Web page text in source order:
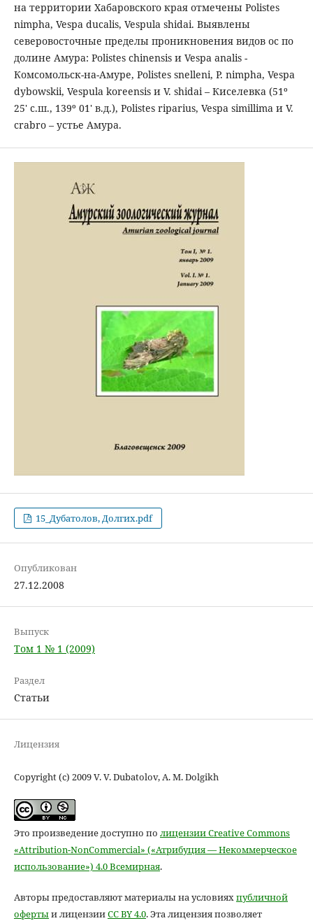
на территории Хабаровского края отмечены Polistes
nimpha, Vespa ducalis, Vespula shidai. Выявлены
северовосточные пределы проникновения видов ос по
долине Амура: Polistes chinensis и Vespa analis -
Комсомольск-на-Амуре, Polistes snelleni, P. nimpha, Vespa
dybowskii, Vespula koreensis и V. shidai – Киселевка (51º
25' с.ш., 139º 01' в.д.), Polistes riparius, Vespa simillima и V.
crabro – устье Амура.
15_Дубатолов, Долгих.pdf
Опубликован
27.12.2008
Выпуск
Том 1 № 1 (2009)
Раздел
Статьи
Лицензия
Copyright (c) 2009 V. V. Dubatolov, A. M. Dolgikh
Это произведение доступно по лицензии Creative Commons
«Attribution-NonCommercial» («Атрибуция — Некоммерческое
использование») 4.0 Всемирная.
Авторы предоставляют материалы на условияхпубличной
офертыи лицензииCC BY 4.0. Эта лицензия позволяет